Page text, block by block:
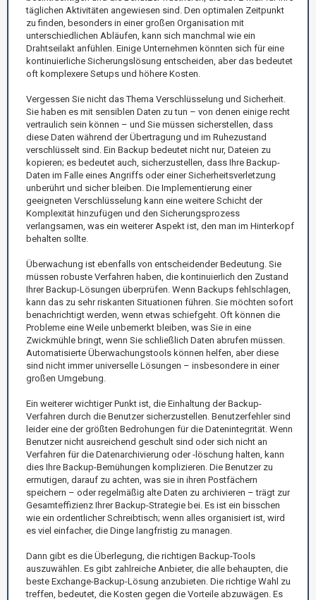
täglichen Aktivitäten angewiesen sind. Den optimalen Zeitpunkt
zu finden, besonders in einer großen Organisation mit
unterschiedlichen Abläufen, kann sich manchmal wie ein
Drahtseilakt anfühlen. Einige Unternehmen könnten sich für eine
kontinuierliche Sicherungslösung entscheiden, aber das bedeutet
oft komplexere Setups und höhere Kosten.
Vergessen Sie nicht das Thema Verschlüsselung und Sicherheit.
Sie haben es mit sensiblen Daten zu tun – von denen einige recht
vertraulich sein können – und Sie müssen sicherstellen, dass
diese Daten während der Übertragung und im Ruhezustand
verschlüsselt sind. Ein Backup bedeutet nicht nur, Dateien zu
kopieren; es bedeutet auch, sicherzustellen, dass Ihre Backup-
Daten im Falle eines Angriffs oder einer Sicherheitsverletzung
unberührt und sicher bleiben. Die Implementierung einer
geeigneten Verschlüsselung kann eine weitere Schicht der
Komplexität hinzufügen und den Sicherungsprozess
verlangsamen, was ein weiterer Aspekt ist, den man im Hinterkopf
behalten sollte.
Überwachung ist ebenfalls von entscheidender Bedeutung. Sie
müssen robuste Verfahren haben, die kontinuierlich den Zustand
Ihrer Backup-Lösungen überprüfen. Wenn Backups fehlschlagen,
kann das zu sehr riskanten Situationen führen. Sie möchten sofort
benachrichtigt werden, wenn etwas schiefgeht. Oft können die
Probleme eine Weile unbemerkt bleiben, was Sie in eine
Zwickmühle bringt, wenn Sie schließlich Daten abrufen müssen.
Automatisierte Überwachungstools können helfen, aber diese
sind nicht immer universelle Lösungen – insbesondere in einer
großen Umgebung.
Ein weiterer wichtiger Punkt ist, die Einhaltung der Backup-
Verfahren durch die Benutzer sicherzustellen. Benutzerfehler sind
leider eine der größten Bedrohungen für die Datenintegrität. Wenn
Benutzer nicht ausreichend geschult sind oder sich nicht an
Verfahren für die Datenarchivierung oder -löschung halten, kann
dies Ihre Backup-Bemühungen komplizieren. Die Benutzer zu
ermutigen, darauf zu achten, was sie in ihren Postfächern
speichern – oder regelmäßig alte Daten zu archivieren – trägt zur
Gesamteffizienz Ihrer Backup-Strategie bei. Es ist ein bisschen
wie ein ordentlicher Schreibtisch; wenn alles organisiert ist, wird
es viel einfacher, die Dinge langfristig zu managen.
Dann gibt es die Überlegung, die richtigen Backup-Tools
auszuwählen. Es gibt zahlreiche Anbieter, die alle behaupten, die
beste Exchange-Backup-Lösung anzubieten. Die richtige Wahl zu
treffen, bedeutet, die Kosten gegen die Vorteile abzuwägen. Es